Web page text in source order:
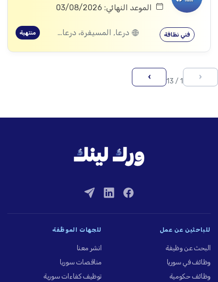
الموعد النهائي: 03/08/2026
فني نظافة درعا, المسيفرة، درعا, الجيزة، درعا, بصر الحرير، درعا منتهية
‹
1 / 13
›
للباحثين عن عمل
البحث عن وظيفة
وظائف في سوريا
وظائف حكومية
للجهات الموظِّفة
انشر معنا
مناقصات سوريا
توظيف كفاءات سورية